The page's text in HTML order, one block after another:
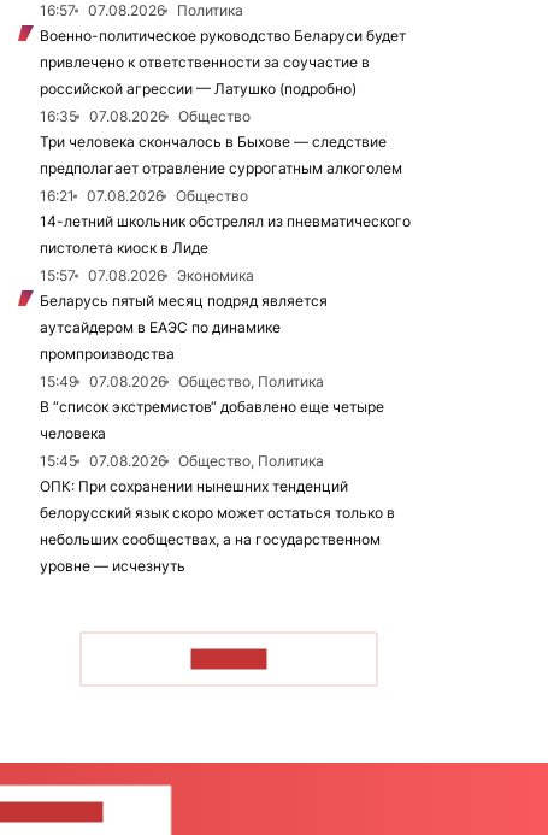
16:57
07.08.2026
Политика
Военно-политическое руководство Беларуси будет
привлечено к ответственности за соучастие в
российской агрессии — Латушко (подробно)
16:35
07.08.2026
Общество
Три человека скончалось в Быхове — следствие
предполагает отравление суррогатным алкоголем
16:21
07.08.2026
Общество
14-летний школьник обстрелял из пневматического
пистолета киоск в Лиде
15:57
07.08.2026
Экономика
Беларусь пятый месяц подряд является
аутсайдером в ЕАЭС по динамике
промпроизводства
15:49
07.08.2026
Общество, Политика
В “список экстремистов“ добавлено еще четыре
человека
15:45
07.08.2026
Общество, Политика
ОПК: При сохранении нынешних тенденций
белорусский язык скоро может остаться только в
небольших сообществах, а на государственном
уровне — исчезнуть